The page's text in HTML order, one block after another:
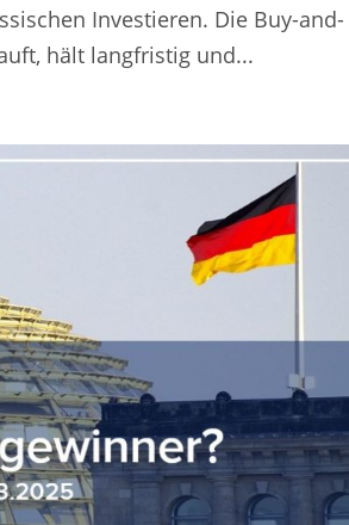
Investieren. Die Buy-and-
hält langfristig und...